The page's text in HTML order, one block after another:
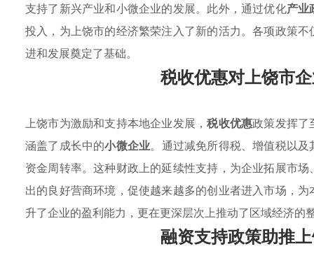
支持了新兴产业和小微企业的发展。此外，通过优化产业
投入，为上饶市的经济繁荣注入了新的活力。各项政策
进和发展奠定了基础。
税收优惠对上饶市
上饶市为激励和支持本地企业发展，税收优惠政策发挥了
涵盖了成长中的小微企业。通过减免所得税、增值税以
资金周转率。这种财政上的延续性支持，为企业拓展市
出的良好营商环境，促使越来越多的创业者进入市场，
升了企业的盈利能力，更在更深层次上推动了区域经济的
融资支持政策助推